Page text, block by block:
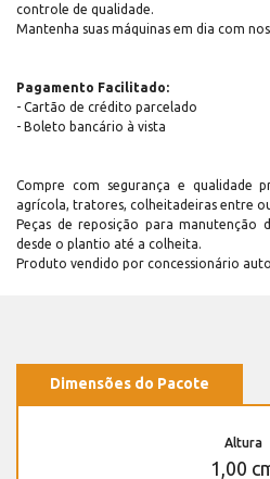
controle de qualidade.
Mantenha suas máquinas em dia com
Pagamento Facilitado:
- Cartão de crédito parcelado
- Boleto bancário à vista
Compre com segurança e qualidade
agrícola, tratores, colheitadeiras entre
Peças de reposição para manutenção
desde o plantio até a colheita.
Produto vendido por concessionário
Dimensões do Pacote
Altura
1,00